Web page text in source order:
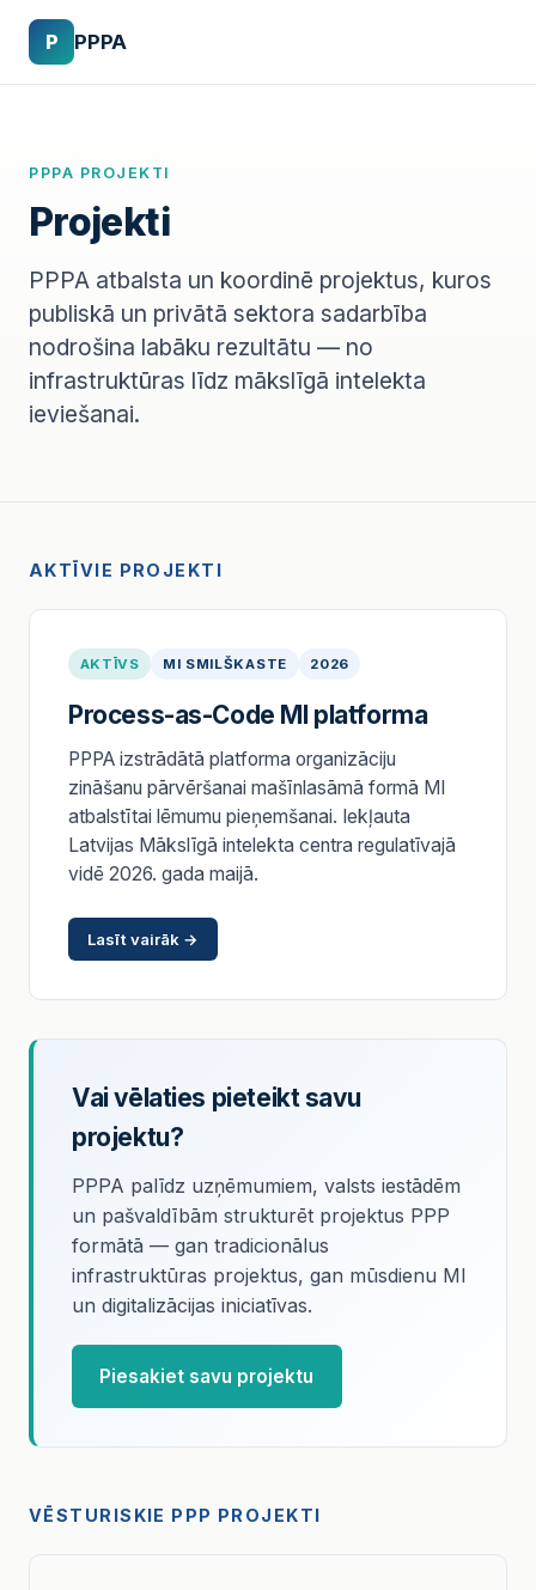
P PPPA
PPPA PROJEKTI
Projekti
PPPA atbalsta un koordinē projektus, kuros
publiskā un privātā sektora sadarbība
nodrošina labāku rezultātu — no
infrastruktūras līdz mākslīgā intelekta
ieviešanai.
AKTĪVIE PROJEKTI
AKTĪVS MI SMILŠKASTE 2026
Process-as-Code MI platforma
PPPA izstrādātā platforma organizāciju
zināšanu pārvēršanai mašīnlasāmā formā MI
atbalstītai lēmumu pieņemšanai. Iekļauta
Latvijas Mākslīgā intelekta centra regulatīvajā
vidē 2026. gada maijā.
Lasīt vairāk →
Vai vēlaties pieteikt savu
projektu?
PPPA palīdz uzņēmumiem, valsts iestādēm
un pašvaldībām strukturēt projektus PPP
formātā — gan tradicionālus
infrastruktūras projektus, gan mūsdienu MI
un digitalizācijas iniciatīvas.
Piesakiet savu projektu
VĒSTURISKIE PPP PROJEKTI